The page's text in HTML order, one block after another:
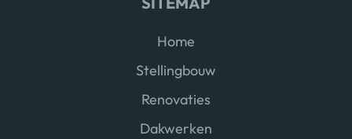
Home
Stellingbouw
Renovaties
Dakwerken